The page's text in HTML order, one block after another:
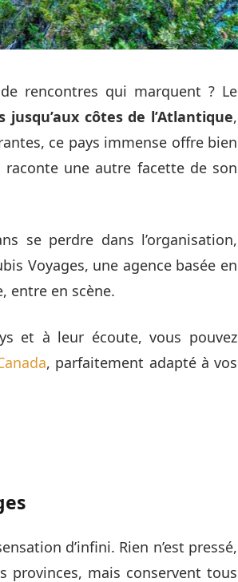
rencontres qui marquent ? Le
jusqu’aux côtes de l’Atlantique,
ce pays immense offre bien
raconte une autre facette de son
se perdre dans l’organisation,
Voyages, une agence basée en
entre en scène.
et à leur écoute, vous pouvez
, parfaitement adapté à vos
d’infini. Rien n’est pressé,
provinces, mais conservent tous